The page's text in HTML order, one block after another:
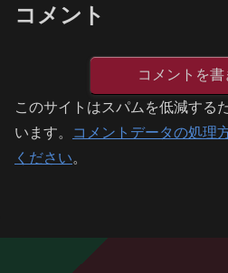
コメント
コメントを書
このサイトはスパムを低減する
います。
コメントデータの処理
ください。